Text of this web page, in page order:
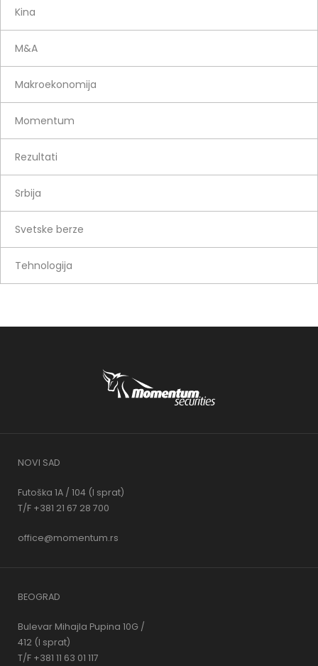
Kina
M&A
Makroekonomija
Momentum
Rezultati
Srbija
Svetske berze
Tehnologija
NOVI SAD
Futoška 1A / 104 (I sprat)
T/F +381 21 67 28 700
office@momentum.rs
BEOGRAD
Bulevar Mihajla Pupina 10G /
412 (I sprat)
T/F +381 11 63 01 117